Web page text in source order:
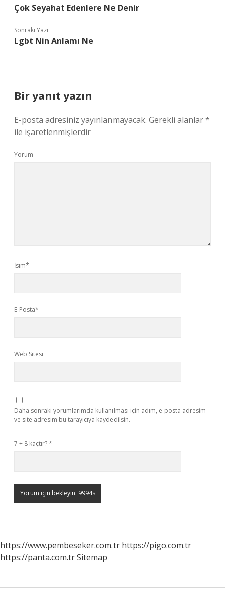
Çok Seyahat Edenlere Ne Denir
Sonraki Yazı
Lgbt Nin Anlamı Ne
Bir yanıt yazın
E-posta adresiniz yayınlanmayacak. Gerekli alanlar*
ile işaretlenmişlerdir
Yorum
İsim*
E-Posta*
Web Sitesi
Daha sonraki yorumlarımda kullanılması için adım, e-posta adresim
ve site adresim bu tarayıcıya kaydedilsin.
7 + 8 kaçtır?*
https://www.pembeseker.com.tr https://pigo.com.tr
https://panta.com.trSitemap